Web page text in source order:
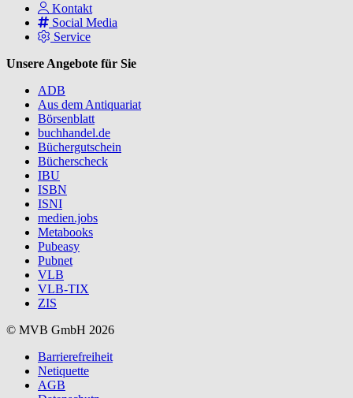
Kontakt
Social Media
Service
Unsere Angebote für Sie
ADB
Aus dem Antiquariat
Börsenblatt
buchhandel.de
Büchergutschein
Bücherscheck
IBU
ISBN
ISNI
medien.jobs
Metabooks
Pubeasy
Pubnet
VLB
VLB-TIX
ZIS
© MVB GmbH 2026
Barrierefreiheit
Netiquette
AGB